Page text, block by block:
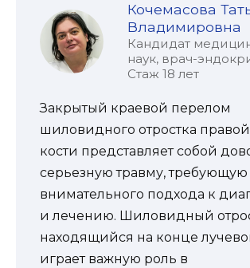
Кочемасова
Владимировна
Кандидат
наук, врач-
Стаж 18 лет
Закрытый краевой перелом
шиловидного отростка
кости представляет собой
серьезную травму, требующую
внимательного подхода к
и лечению. Шиловидный
находящийся на конце
играет важную роль в